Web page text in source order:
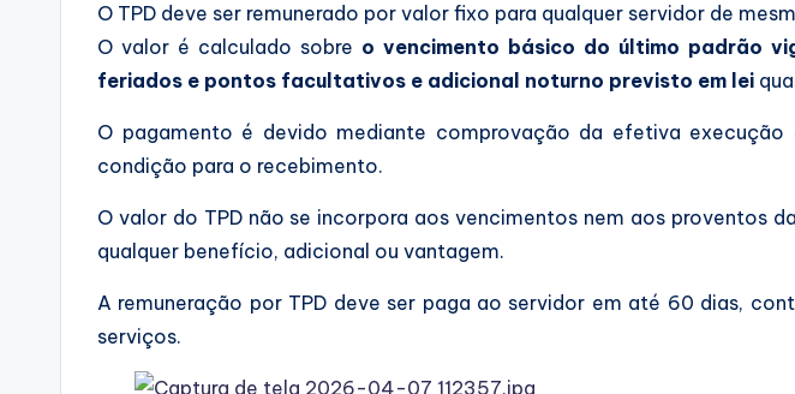
O TPD deve ser remunerado por valor fixo para qualquer servidor de
O valor é calculado sobre o vencimento básico do último padrão
feriados e pontos facultativos e adicional noturno previsto em lei
O pagamento é devido mediante comprovação da efetiva
condição para o recebimento.
O valor do TPD não se incorpora aos vencimentos nem aos proventos
qualquer benefício, adicional ou vantagem.
A remuneração por TPD deve ser paga ao servidor em até 60 dias,
serviços.